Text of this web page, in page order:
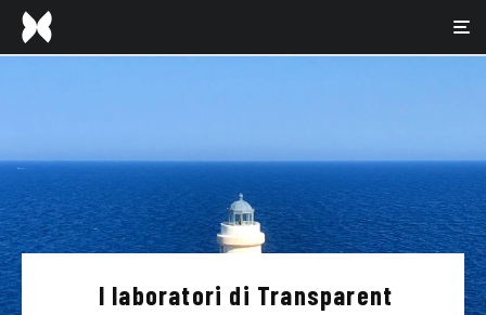
I laboratori di Transparent